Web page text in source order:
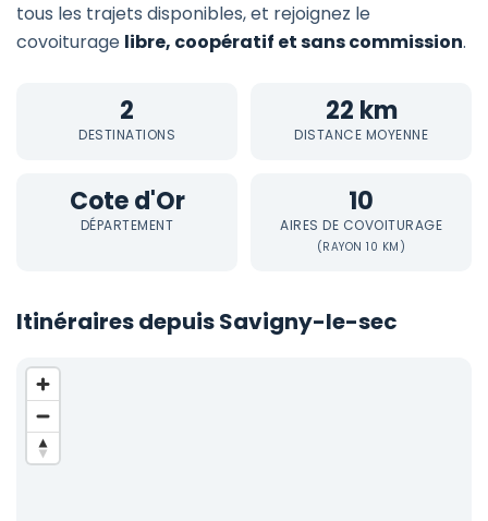
tous les trajets disponibles, et rejoignez le
covoiturage libre, coopératif et sans commission.
2
DESTINATIONS
22 km
DISTANCE MOYENNE
Cote d'Or
DÉPARTEMENT
10
AIRES DE COVOITURAGE
(RAYON 10 KM)
Itinéraires depuis Savigny-le-sec